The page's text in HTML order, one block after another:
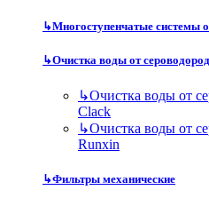
↳Многоступенчатые системы
↳Очистка воды от
↳Очистка воды от
Clack
↳Очистка воды от
Runxin
↳Фильтры механические